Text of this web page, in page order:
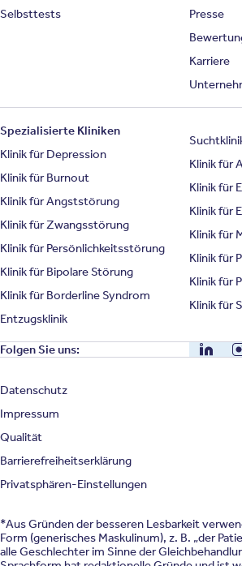
Selbsttests
Presse
Karriere
Spezialisierte Kliniken
Klinik für Depression
Klinik für Burnout
Klinik für Angststörung
Klinik für Zwangsstörung
Klinik für Persönlichkeitsstörung
Klinik für Bipolare Störung
Klinik für Borderline Syndrom
Entzugsklinik
Klinik für
Klinik für
Klinik für
Klinik für
Klinik für
Klinik für
Klinik für
Folgen Sie uns: LinkedIn
Datenschutz
Impressum
Qualität
Barrierefreiheitserklärung
Privatsphären-Einstellungen
*Aus Gründen der besseren Lesbarkeit
Form (generisches Maskulinum), z. B. „der
alle Geschlechter im Sinne der